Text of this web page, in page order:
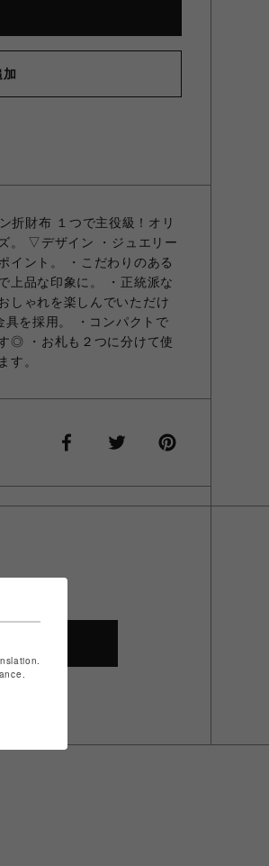
折財布 １つで主役級！オリ
。 ▽デザイン ・ジュエリー
イント。 ・こだわりのある
上品な印象に。 ・正統派な
しゃれを楽しんでいただけ
を採用。 ・コンパクトで
◎ ・お札も２つに分けて使
す。